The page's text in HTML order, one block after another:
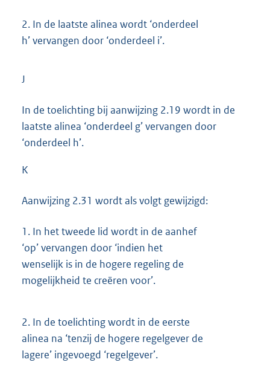
2. In de laatste alinea wordt ‘onderdeel
h’ vervangen door ‘onderdeel i’.
J
In de toelichting bij aanwijzing 2.19 wordt in de
laatste alinea ‘onderdeel g’ vervangen door
‘onderdeel h’.
K
Aanwijzing 2.31 wordt als volgt gewijzigd:
1. In het tweede lid wordt in de aanhef
‘op’ vervangen door ‘indien het
wenselijk is in de hogere regeling de
mogelijkheid te creëren voor’.
2. In de toelichting wordt in de eerste
alinea na ‘tenzij de hogere regelgever de
lagere’ ingevoegd ‘regelgever’.